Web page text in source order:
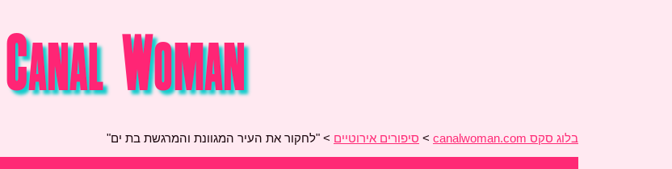
בלוג סקס canalwoman.com > סיפורים אירוטיים > "לחקור את העיר המגוונת והמרגשת בת ים"